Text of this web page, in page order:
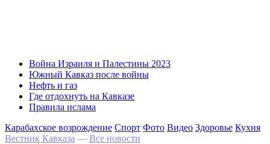
Война Израиля и Палестины 2023
Южный Кавказ после войны
Нефть и газ
Где отдохнуть на Кавказе
Правила ислама
Карабахское возрождение Спорт Фото Видео Здоровье Кухня
Вестник Кавказа — Все новости